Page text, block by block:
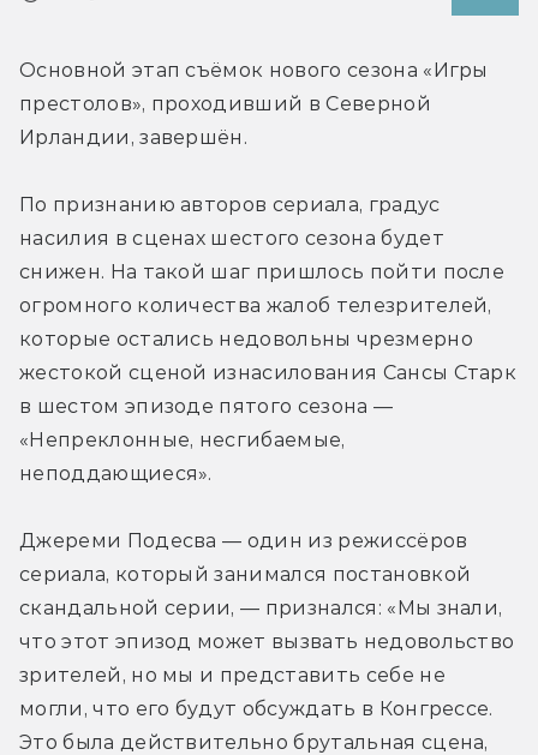
Основной этап съёмок нового сезона «Игры
престолов», проходивший в Северной
Ирландии, завершён.
По признанию авторов сериала, градус
насилия в сценах шестого сезона будет
снижен. На такой шаг пришлось пойти после
огромного количества жалоб телезрителей,
которые остались недовольны чрезмерно
жестокой сценой изнасилования Сансы Старк
в шестом эпизоде пятого сезона —
«Непреклонные, несгибаемые,
неподдающиеся».
Джереми Подесва — один из режиссёров
сериала, который занимался постановкой
скандальной серии, — признался: «Мы знали,
что этот эпизод может вызвать недовольство
зрителей, но мы и представить себе не
могли, что его будут обсуждать в Конгрессе.
Это была действительно брутальная сцена,